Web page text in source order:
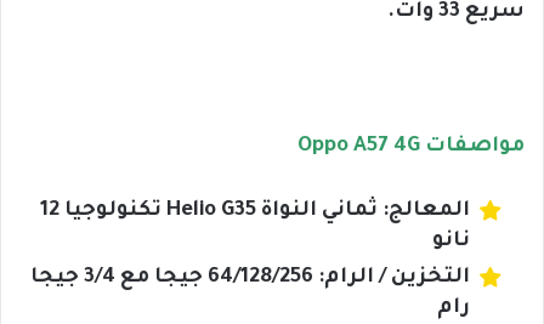
سريع 33 وات.
مواصفات Oppo A57 4G
المعالج: ثماني النواة Helio G35 تكنولوجيا 12
نانو
التخزين / الرام: 64/128/256 جيجا مع 3/4 جيجا
رام